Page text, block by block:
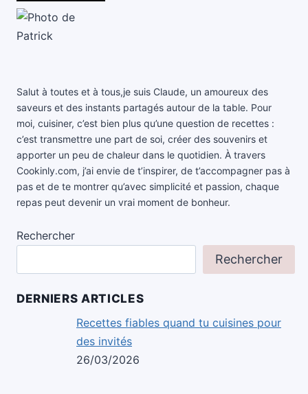
Salut à toutes et à tous,je suis Claude, un amoureux des
saveurs et des instants partagés autour de la table. Pour
moi, cuisiner, c’est bien plus qu’une question de recettes :
c’est transmettre une part de soi, créer des souvenirs et
apporter un peu de chaleur dans le quotidien. À travers
Cookinly.com, j’ai envie de t’inspirer, de t’accompagner pas à
pas et de te montrer qu’avec simplicité et passion, chaque
repas peut devenir un vrai moment de bonheur.
Rechercher
Rechercher
DERNIERS ARTICLES
Recettes fiables quand tu cuisines pour
des invités
26/03/2026